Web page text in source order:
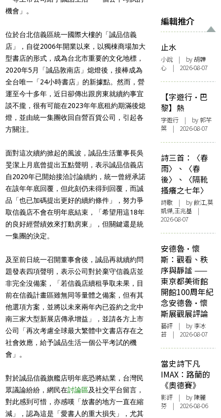
機會」。
位於台北信義區統一國際大樓的「誠品信義
店」，自從2006年開業以來，以獨棟商場加大
型書店的形式，成為台北市重要的文化地標，
2020年5月「誠品敦南店」熄燈後，接棒成為
全台唯一「24小時書店」的新據點。然而，營
運至今十多年，近日卻傳出跟房東就續約事宜
談不攏，很有可能在2023年年底租約期滿後熄
燈，並由統一集團收回自營百貨公司，引起各
方關注。
面對這次續約掀起的風波，誠品生活董事長吳
旻潔上月底曾提出五點聲明，表示誠品信義店
自2020年已開始接洽討論續約，統一曾經承諾
在該年年底回覆，但此刻仍未得到回覆，而誠
品「也已加碼提出更好的續約條件」，努力爭
取信義店不會在明年底結束，「希望用這18年
的良好經營績效來打動房東」，但關鍵還是統
一集團的決定。
及至前日統一召開董事會後，誠品再就續約問
題發表四項聲明，表示公司對於棄守信義店並
非完全沒備案，「若信義店續租爭取未果，目
前在信義計畫區雖無同等量體之備案，但有其
他選項方案，並將以未來兩年內已簽約之北中
南三家大型新展店傳承增益」，並請各方上市
公司「再次考慮全球最大繁體中文書店存在之
社會效應，給予誠品生活一個公平考試的機
會」。
對於誠品信義旗艦店明年底恐將結業，台灣民
眾議論紛紛，網民在討論區及社交平台留言，
對此感到可惜，亦感嘆「放書的地方一直在縮
減」，認為這是「愛書人的重大損失」，尤其
編輯推介
止水
小說 | by 胡韡
心 | 2026-08-07
【字遊行·巴
黎】熱
字遊行 | by 郭芊
葉 | 2026-08-07
詩三首：〈春
雨〉、〈春
後〉、〈隔靴
搔癢之七年〉
詩歌 | by 飲江,莫
凱傑,王兆基 |
2026-08-07
安德魯·懷
斯：觀看、秩
序與靜謐 ——
東京都美術館
開館100周年紀
念安德魯·懷
斯展觀展評論
藝評 | by 李冰
苔 | 2026-08-07
當史詩下凡
IMAX：路蘭的
《奧德賽》
影評 | by 陳麗
芬 | 2026-08-06